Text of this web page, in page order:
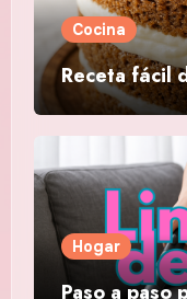
Cocina
Receta fácil
Hogar
Paso a paso